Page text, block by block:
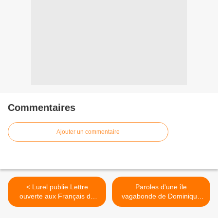
Commentaires
Ajouter un commentaire
< Lurel publie Lettre
ouverte aux Français de
l'Hexagone
Paroles d'une île
vagabonde de Dominique
Deblaine >